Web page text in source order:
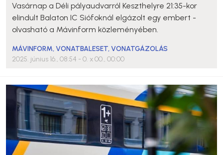
Vasárnap a Déli pályaudvarról Keszthelyre 21:35-kor
elindult Balaton IC Siófoknál elgázolt egy embert -
olvasható a Mávinform közleményében.
MÁVINFORM,VONATBALESET,VONATGÁZOLÁS
2025. június 16., 08:54 - 0. x 00., 00:00